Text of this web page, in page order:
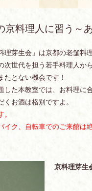
京料理人に習う～
理芽生会」は京都の老舗料
次世代を担う若手料理人から
たとない機会です！
した本教室では、お料理に
お酒は格別ですよ。
イク、自転車でのご来館は
京料理芽